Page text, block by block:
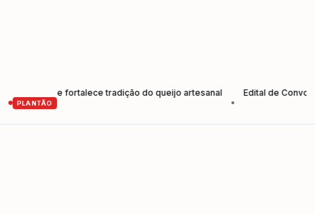
PLANTÃO
e fortalece tradição do queijo artesanal
Edital de